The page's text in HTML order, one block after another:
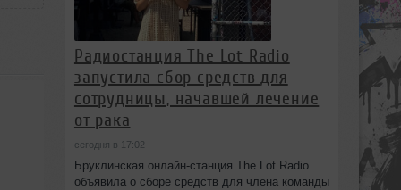
Радиостанция The Lot Radio
запустила сбор средств для
сотрудницы, начавшей лечение
от рака
сегодня в 17:02
Бруклинская онлайн-станция The Lot Radio
объявила о сборе средств для члена команды